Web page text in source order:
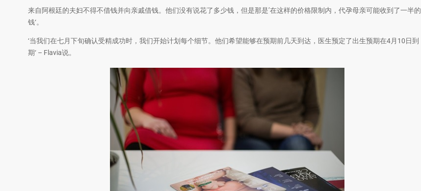
来自阿根廷的夫妇不得不借钱并向亲戚借钱。他们没有说花了多少钱，但是那是’在这样的价格限制内，代孕母亲可能收到了一半的
钱‘。
‘当我们在七月下旬确认受精成功时，我们开始计划每个细节。他们希望能够在预期前几天到达，医生预定了出生预期在4月10日到
期‘ – Flavia说。